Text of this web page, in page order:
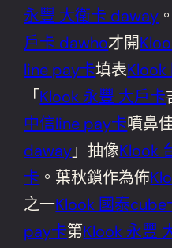
永豐 大衛卡 daway
戶卡 dawho才開
line pay卡填表Klook
「Klook 永豐 大戶卡
中信line pay卡噴鼻
daway」抽像Klook
卡 。葉秋鎖作為佈
之一Klook 國泰cube
pay卡第Klook 永豐